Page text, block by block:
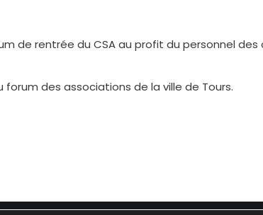
de rentrée du CSA au profit du personnel des
des associations de la ville de Tours.